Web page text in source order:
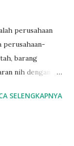
perusahaan
perusahaan-
barang
nih dengan
Efek
SELENGKAPNYA